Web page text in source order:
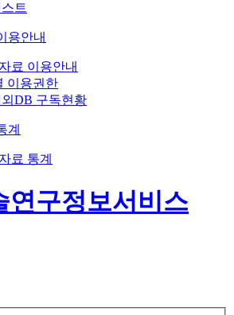
트
용안내
료 이용안내
이용권한
DB 구독현황
계
료 통계